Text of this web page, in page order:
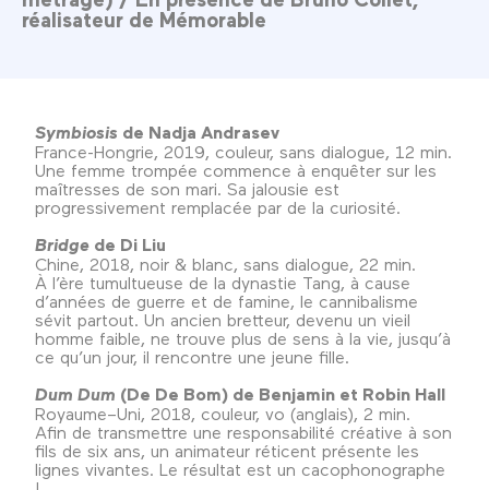
réalisateur de Mémorable
Symbiosis de Nadja Andrasev
France-Hongrie, 2019, couleur, sans dialogue, 12 min.
Une femme trompée commence à enquêter sur les
maîtresses de son mari. Sa jalousie est
progressivement remplacée par de la curiosité.
Bridge de Di Liu
Chine, 2018, noir & blanc, sans dialogue, 22 min.
À l’ère tumultueuse de la dynastie Tang, à cause
d’années de guerre et de famine, le cannibalisme
sévit partout. Un ancien bretteur, devenu un vieil
homme faible, ne trouve plus de sens à la vie, jusqu’à
ce qu’un jour, il rencontre une jeune fille.
Dum Dum (De De Bom) de Benjamin et Robin Hall
Royaume–Uni, 2018, couleur, vo (anglais), 2 min.
Afin de transmettre une responsabilité créative à son
fils de six ans, un animateur réticent présente les
lignes vivantes. Le résultat est un cacophonographe